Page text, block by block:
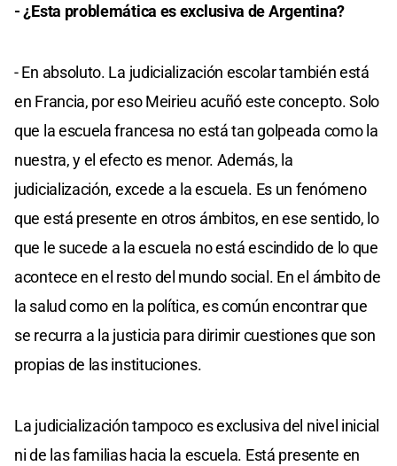
- ¿Esta problemática es exclusiva de Argentina?
- En absoluto. La judicialización escolar también está
en Francia, por eso Meirieu acuñó este concepto. Solo
que la escuela francesa no está tan golpeada como la
nuestra, y el efecto es menor. Además, la
judicialización, excede a la escuela. Es un fenómeno
que está presente en otros ámbitos, en ese sentido, lo
que le sucede a la escuela no está escindido de lo que
acontece en el resto del mundo social. En el ámbito de
la salud como en la política, es común encontrar que
se recurra a la justicia para dirimir cuestiones que son
propias de las instituciones.
La judicialización tampoco es exclusiva del nivel inicial
ni de las familias hacia la escuela. Está presente en